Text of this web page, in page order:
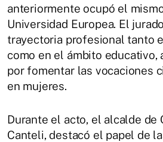
anteriormente ocupó el
Universidad Europea. El
trayectoria profesional tanto
como en el ámbito educativo,
por fomentar las vocaciones
en mujeres.
Durante el acto, el alcalde de
Canteli, destacó el papel de